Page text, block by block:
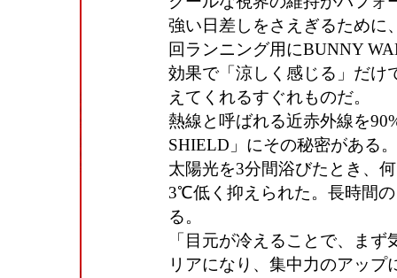
強い日差しをさえぎるために
回ランニング用にBUNNY
効果で「涼しく感じる」だけ
えてくれるすぐれものだ。
熱線と呼ばれる近赤外線を
SHIELD」にその秘密がある
太陽光を3分間浴びたとき、
3℃低く抑えられた。長時間
る。
「目元が冷えることで、ま
リアになり、集中力のアッ